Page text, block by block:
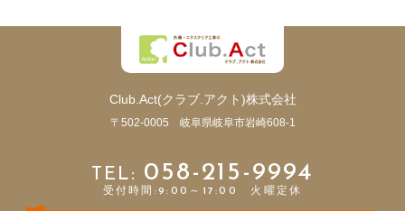
Club.Act(クラブ.アクト)株式会社
〒502-0005 岐阜県岐阜市岩崎608-1
058-215-9994
受付時間:9:00～17:00 火曜定休